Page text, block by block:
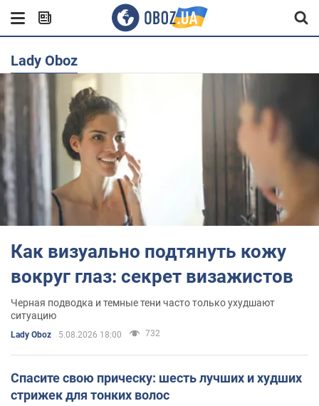
Lady Oboz
Как визуально подтянуть кожу
вокруг глаз: секрет визажистов
Черная подводка и темные тени часто только ухудшают
ситуацию
Lady Oboz 5.08.2026 18:00 732
Спасите свою прическу: шесть лучших и худших
стрижек для тонких волос